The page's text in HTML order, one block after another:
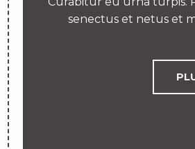
senectus et netus et